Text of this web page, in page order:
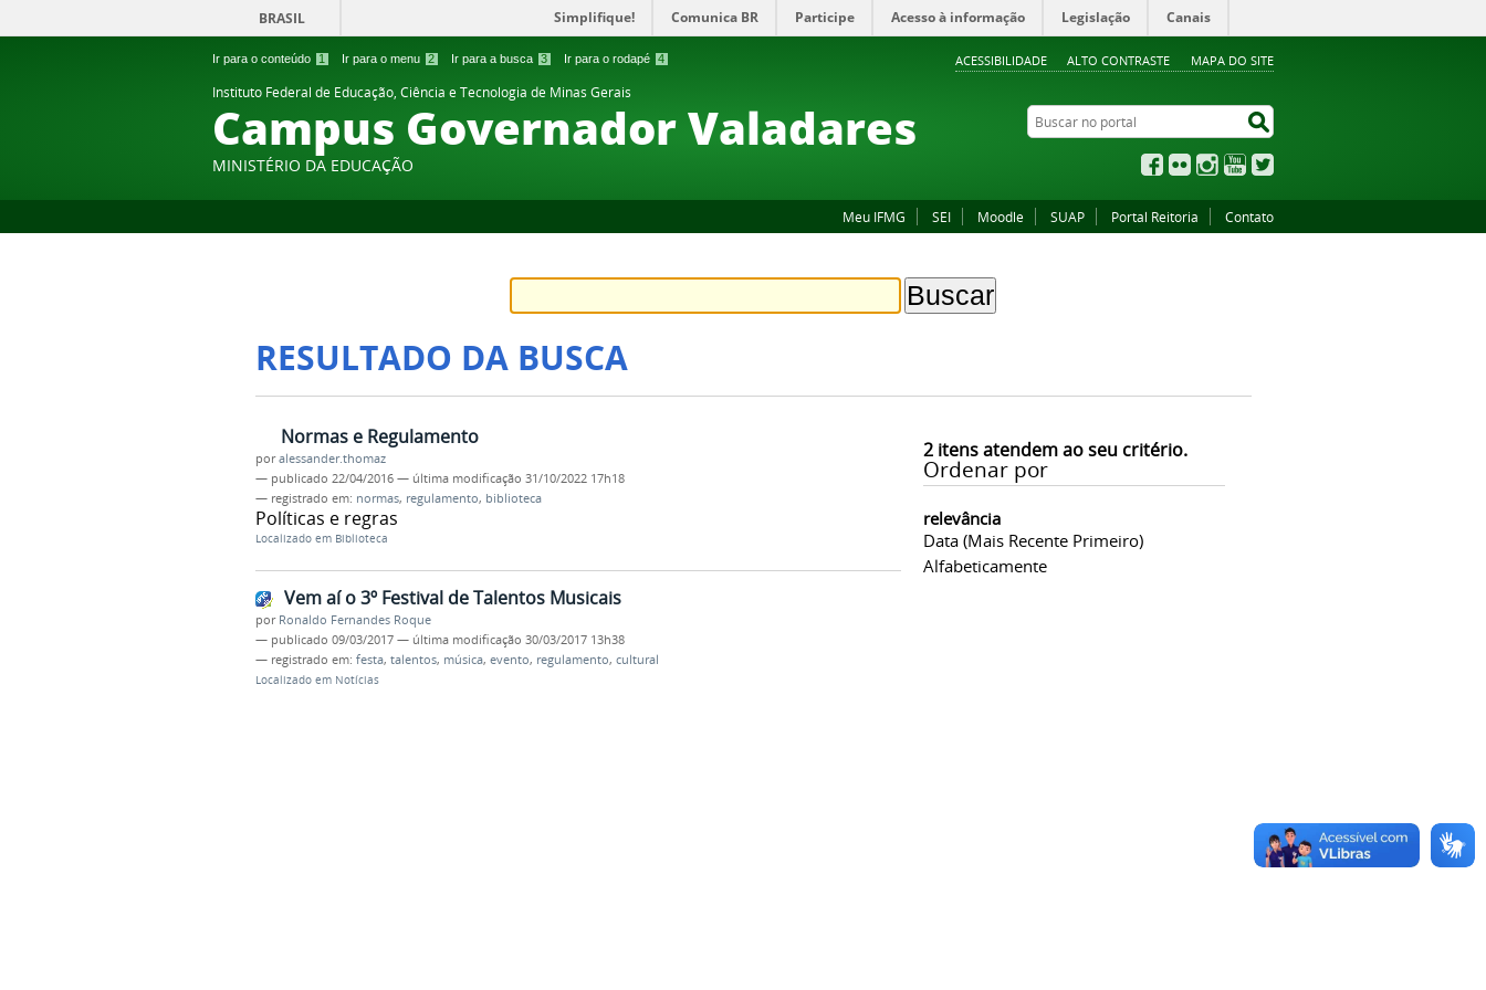
Ir para o conteúdo 1 Ir para o menu 2 Ir para a busca 3 Ir para o rodapé 4 ACESSIBILIDADE ALTO CONTRASTE MAPA DO SITE
BRASIL Simplifique! Comunica BR Participe Acesso à informação Legislação Canais
Instituto Federal de Educação, Ciência e Tecnologia de Minas Gerais
Campus Governador Valadares
MINISTÉRIO DA EDUCAÇÃO
Buscar no portal
Facebook
Flickr InstagramYouTube
Meu IFMG SEI Moodle SUAP Portal Reitoria Contato
RESULTADO DA BUSCA
2itens atendem ao seu critério.
Ordenar por
relevância
Data (mais Recente Primeiro)
Alfabeticamente
Normas e Regulamento
poralessander.thomaz
— publicado 22/04/2016 — última modificação 31/10/2022 17h18
— registrado em: normas, regulamento, biblioteca
Políticas e regras
Localizado em Biblioteca
Vem aí o 3º Festival de Talentos Musicais
por Ronaldo Fernandes Roque
— publicado 09/03/2017 — última modificação 30/03/2017 13h38
— registrado em: festa, talentos, música, evento, regulamento, cultural
Localizado em Notícias